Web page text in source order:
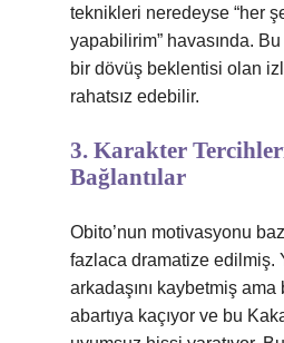
teknikleri neredeyse “her
yapabilirim” havasında.
bir dövüş beklentisi olan
rahatsız edebilir.
3. Karakter
Bağlantılar
Obito’nun motivasyonu
fazlaca dramatize edilmiş.
arkadaşını kaybetmiş ama
abartıya kaçıyor ve bu